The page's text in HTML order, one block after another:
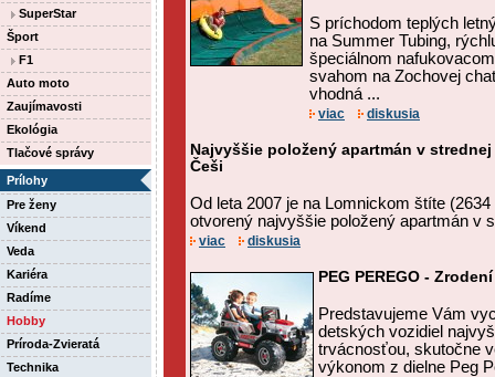
SuperStar
Šport
F1
Auto moto
Zaujímavosti
Ekológia
Tlačové správy
Prílohy
Pre ženy
Víkend
Veda
Kariéra
Radíme
Hobby
Príroda-Zvieratá
Technika
S príchodom teplých
na Summer Tubing,
špeciálnom
svahom na Zochovej
vhodná ...
viac diskusia
Najvyššie položený apartmán v
Češi
Od leta 2007 je na Lomnickom štíte
otvorený najvyššie položený apartmán v
viac diskusia
PEG PEREGO -
Predstavujeme Vám
detských vozidiel
trvácnosťou, skutočne
výkonom z dielne Peg